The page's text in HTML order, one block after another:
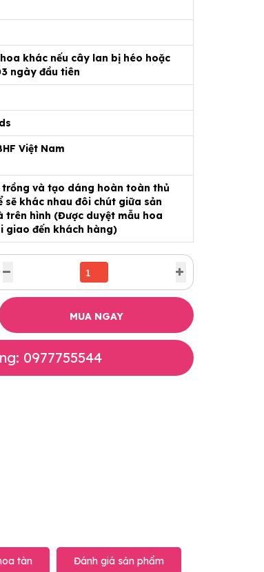
khác nếu cây lan bị héo hoặc
ngày đầu tiên
Việt Nam
trồng và tạo dáng hoàn toàn thủ
sẽ khác nhau đôi chút giữa sản
trên hình (Được duyệt mẫu hoa
giao đến khách hàng)
MUA NGAY
0977755544
tàn Đánh giá sản phẩm